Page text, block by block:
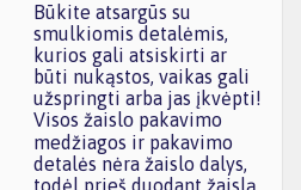
Būkite atsargūs su
smulkiomis detalėmis,
kurios gali atsiskirti ar
būti nukąstos, vaikas gali
užspringti arba jas įkvėpti!
Visos žaislо pakavimo
medžiagos ir pakavimo
detalės nėra žaislo dalys,
todėl prieš duodant žaislą